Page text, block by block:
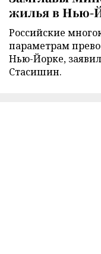
жилья в Нью-
Российские
параметрам
Нью-Йорке,
Стасишин.